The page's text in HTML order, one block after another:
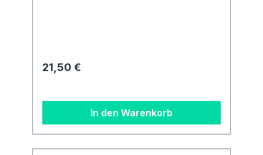
Behälter. Unser 3 Monatsbedarf
besteht aus 2 Flaschen á 360 ml + 1
Produktsicherheitsverordnung Als
verantwortungsbewusstes
Unternehmen legen wir großen Wert
Regulärer Preis:
21,50 €
In den Warenkorb